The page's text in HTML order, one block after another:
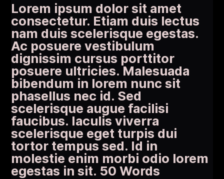
Lorem ipsum dolor sit amet
consectetur. Etiam duis lectus
nam duis scelerisque egestas.
Ac posuere vestibulum
dignissim cursus porttitor
posuere ultricies. Malesuada
bibendum in lorem nunc sit
phasellus nec id. Sed
scelerisque augue facilisi
faucibus. Iaculis viverra
scelerisque eget turpis dui
tortor tempus sed. Id in
molestie enim morbi odio lorem
egestas in sit. 50 Words